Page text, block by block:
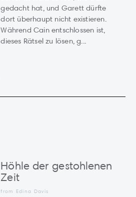
gedacht hat, und Garett dürfte
dort überhaupt nicht existieren.
Während Cain entschlossen ist,
dieses Rätsel zu lösen, g...
Höhle der gestohlenen
Zeit
from Edina Davis